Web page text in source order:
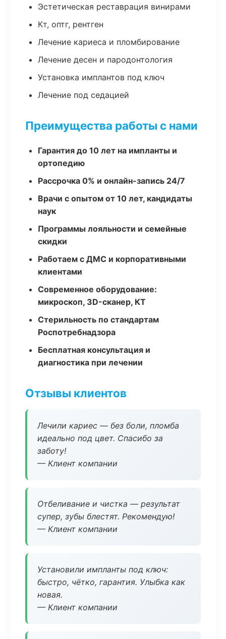
Эстетическая реставрация винирами
Кт, оптг, рентген
Лечение кариеса и пломбирование
Лечение десен и пародонтология
Установка имплантов под ключ
Лечение под седацией
Преимущества работы с нами
Гарантия до 10 лет на импланты и
ортопедию
Рассрочка 0% и онлайн-запись 24/7
Врачи с опытом от 10 лет, кандидаты
наук
Программы лояльности и семейные
скидки
Работаем с ДМС и корпоративными
клиентами
Современное оборудование:
микроскоп, 3D-сканер, КТ
Стерильность по стандартам
Роспотребнадзора
Бесплатная консультация и
диагностика при лечении
Отзывы клиентов
Лечили кариес — без боли, пломба
идеально под цвет. Спасибо за
заботу!
— Клиент компании
Отбеливание и чистка — результат
супер, зубы блестят. Рекомендую!
— Клиент компании
Установили импланты под ключ:
быстро, чётко, гарантия. Улыбка как
новая.
— Клиент компании